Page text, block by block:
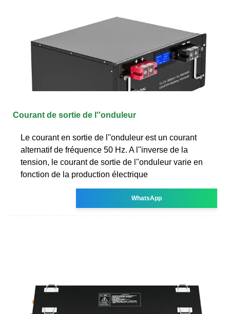
Courant de sortie de l''onduleur
Le courant en sortie de l''onduleur est un courant
alternatif de fréquence 50 Hz. A l''inverse de la
tension, le courant de sortie de l''onduleur varie en
fonction de la production électrique
WhatsApp